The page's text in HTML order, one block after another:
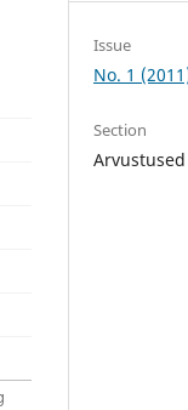
Issue
No. 1
Section